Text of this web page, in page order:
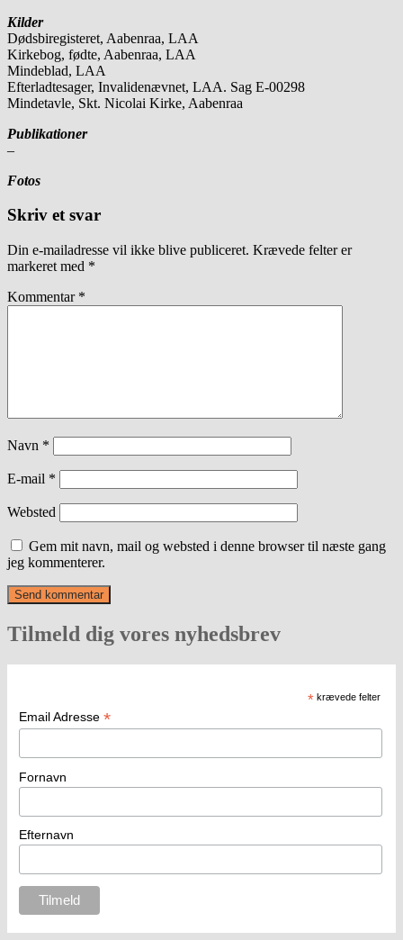
Kilder
Dødsbiregisteret, Aabenraa, LAA
Kirkebog, fødte, Aabenraa, LAA
Mindeblad, LAA
Efterladtesager, Invalidenævnet, LAA. Sag E-00298
Mindetavle, Skt. Nicolai Kirke, Aabenraa
Publikationer
–
Fotos
Skriv et svar
Din e-mailadresse vil ikke blive publiceret. Krævede felter er
markeret med *
Kommentar *
Navn *
E-mail *
Websted
Gem mit navn, mail og websted i denne browser til næste gang
jeg kommenterer.
Tilmeld dig vores nyhedsbrev
* krævede felter
Email Adresse *
Fornavn
Efternavn